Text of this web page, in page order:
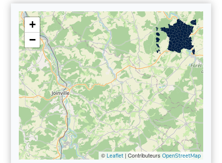
+
−
© Leaflet| Contributeurs OpenStreetMap